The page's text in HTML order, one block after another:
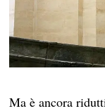
Ma è ancora